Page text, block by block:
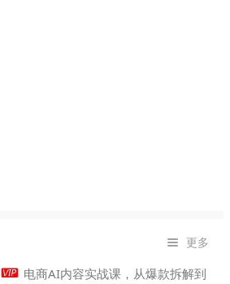
 更多
 电商AI内容实战课，从爆款拆解到